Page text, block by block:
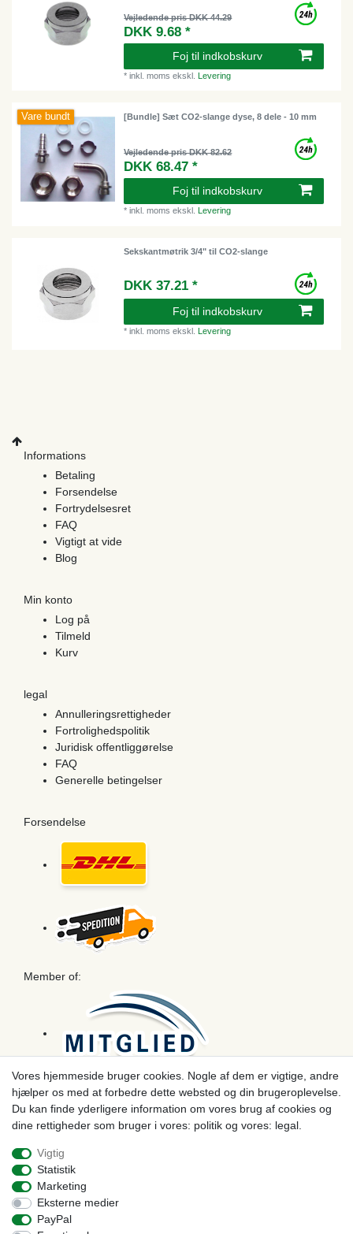
Vejledende pris DKK 44.29
DKK 9.68 *
Foj til indkobskurv
*inkl. moms ekskl.Levering
Vare bundt [Bundle] Sæt CO2-slange dyse, 8 dele - 10 mm
Vejledende pris DKK 82.62
DKK 68.47 *
Foj til indkobskurv
*inkl. moms ekskl. Levering
Sekskantmøtrik 3/4" til CO2-slange
DKK 37.21 *
Foj til indkobskurv
*inkl. moms ekskl. Levering
Informations
Betaling
Forsendelse
Fortrydelsesret
FAQ
Vigtigt at vide
Blog
Min konto
Log på
Tilmeld
Kurv
legal
Annulleringsrettigheder
Fortrolighedspolitik
Juridisk offentliggørelse
FAQ
Generelle betingelser
Forsendelse
Member of:
Betaling
Vores hjemmeside bruger cookies. Nogle af dem er vigtige, andre
hjælper os med at forbedre dette websted og din brugeroplevelse.
Du kan finde yderligere information om vores brug af cookies og
dine rettigheder som bruger i vores: politik og vores: legal.
Vigtig
Statistik
Marketing
Eksterne medier
PayPal